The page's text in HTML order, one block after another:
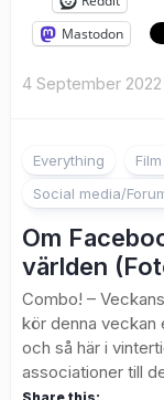
Mastodon
4 September 2022
Everything
Social media/
Om
världen
Combo! –
kör denna veckan
och så här i
associationer till